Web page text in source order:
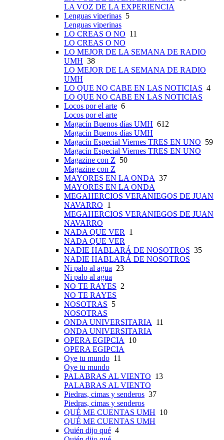
LA VOZ DE LA EXPERIENCIA
Lenguas viperinas 5
Lenguas viperinas
LO CREAS O NO 11
LO CREAS O NO
LO MEJOR DE LA SEMANA DE RADIO
UMH 38
LO MEJOR DE LA SEMANA DE RADIO
UMH
LO QUE NO CABE EN LAS NOTICIAS 4
LO QUE NO CABE EN LAS NOTICIAS
Locos por el arte 6
Locos por el arte
Magacín Buenos días UMH 612
Magacín Buenos días UMH
Magacín Especial Viernes TRES EN UNO 59
Magacín Especial Viernes TRES EN UNO
Magazine con Z 50
Magazine con Z
MAYORES EN LA ONDA 37
MAYORES EN LA ONDA
MEGAHERCIOS VERANIEGOS DE JUAN
NAVARRO 1
MEGAHERCIOS VERANIEGOS DE JUAN
NAVARRO
NADA QUE VER 1
NADA QUE VER
NADIE HABLARÁ DE NOSOTROS 35
NADIE HABLARÁ DE NOSOTROS
Ni palo al agua 23
Ni palo al agua
NO TE RAYES 2
NO TE RAYES
NOSOTRAS 5
NOSOTRAS
ONDA UNIVERSITARIA 11
ONDA UNIVERSITARIA
OPERA EGIPCIA 10
OPERA EGIPCIA
Oye tu mundo 11
Oye tu mundo
PALABRAS AL VIENTO 13
PALABRAS AL VIENTO
Piedras, cimas y senderos 37
Piedras, cimas y senderos
QUÉ ME CUENTAS UMH 10
QUÉ ME CUENTAS UMH
Quién dijo qué 4